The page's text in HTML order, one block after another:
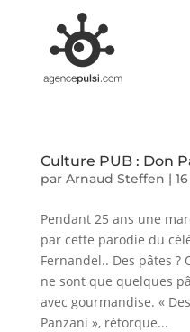
Culture PUB : Don
par Arnaud Steffen |
Pendant 25 ans une
par cette parodie du
Fernandel.. Des pâtes ?
ne sont que quelques
avec gourmandise. «
Panzani », rétorque...